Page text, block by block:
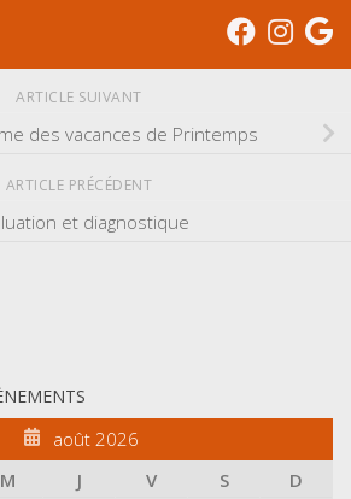
ARTICLE SUIVANT
des vacances de Printemps
ARTICLE PRÉCÉDENT
et diagnostique
août 2026
M J V S
D